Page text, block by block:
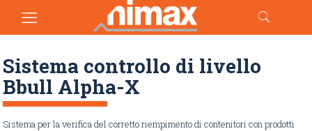
Sistema controllo di livello
Bbull Alpha-X
Sistema per la verifica del corretto riempimento di contenitori con prodotti